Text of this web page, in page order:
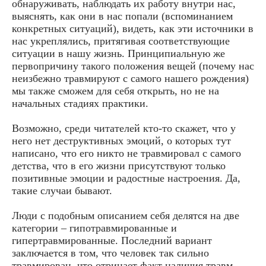
обнаруживать, наблюдать их работу внутри нас,
выяснять, как они в нас попали (вспоминанием
конкретных ситуаций), видеть, как эти источники в
нас укреплялись, притягивая соответствующие
ситуации в нашу жизнь. Принципиальную же
первопричину такого положения вещей (почему нас
неизбежно травмируют с самого нашего рождения)
мы также сможем для себя открыть, но не на
начальных стадиях практики.
Возможно, среди читателей кто-то скажет, что у
него нет деструктивных эмоций, о которых тут
написано, что его никто не травмировал с самого
детства, что в его жизни присутствуют только
позитивные эмоции и радостные настроения. Да,
такие случаи бывают.
Люди с подобным описанием себя делятся на две
категории – гипотравмированные и
гипертравмированные. Последний вариант
заключается в том, что человек так сильно